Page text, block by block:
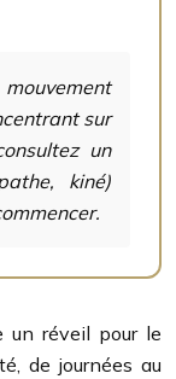
sur
un
kiné)
un réveil pour le
de journées au